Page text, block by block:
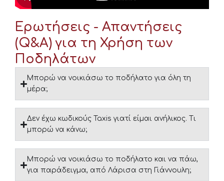
Ερωτήσεις - Απαντήσεις
(Q&A) για τη Χρήση των
Ποδηλάτων
Μπορώ να νοικιάσω το ποδήλατο για όλη τη
μέρα;
Δεν έχω κωδικούς Taxis γιατί είμαι ανήλικος. Τι
μπορώ να κάνω;
Μπορώ να νοικιάσω το ποδήλατο και να πάω,
για παράδειγμα, από Λάρισα στη Γιάννουλη;